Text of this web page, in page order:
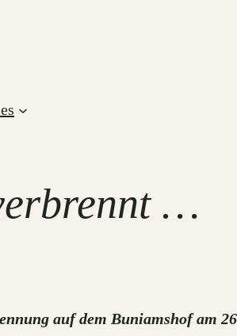
…
auf dem Buniamshof am